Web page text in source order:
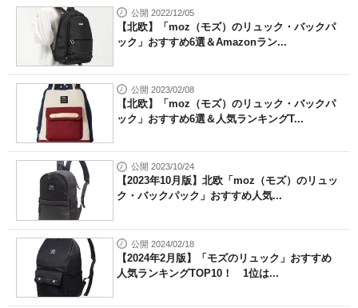
公開 2022/12/05
【北欧】「moz（モズ）のリュック・バックパ
ック」おすすめ6選＆Amazonラン...
公開 2023/02/08
【北欧】「moz（モズ）のリュック・バックパ
ック」おすすめ6選＆人気ランキングT...
公開 2023/10/24
【2023年10月版】北欧「moz（モズ）のリュッ
ク・バックパック」おすすめ人気...
公開 2024/02/18
【2024年2月版】「モズのリュック」おすすめ
人気ランキングTOP10！ 1位は...